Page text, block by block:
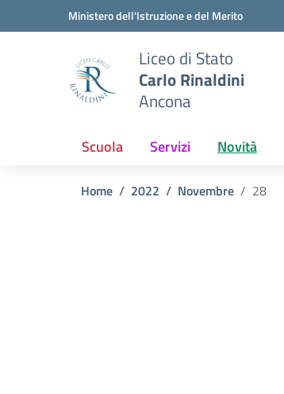
Vai ai contenuti
Vai al menu di navigazioneMinistero dell'Istruzione e del Merito
Liceo di Stato
Carlo Rinaldini
Ancona
Scuola Servizi Novità
Home 2022 Novembre 28